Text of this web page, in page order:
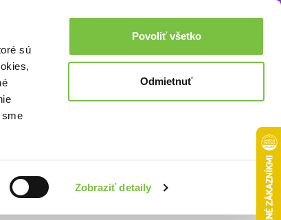
sú
Zobraziť detaily
Povoliť všetko
Odmietnuť
Prihlásenie 0,00€
Akcie a zľavy
12,30€ Do košíka